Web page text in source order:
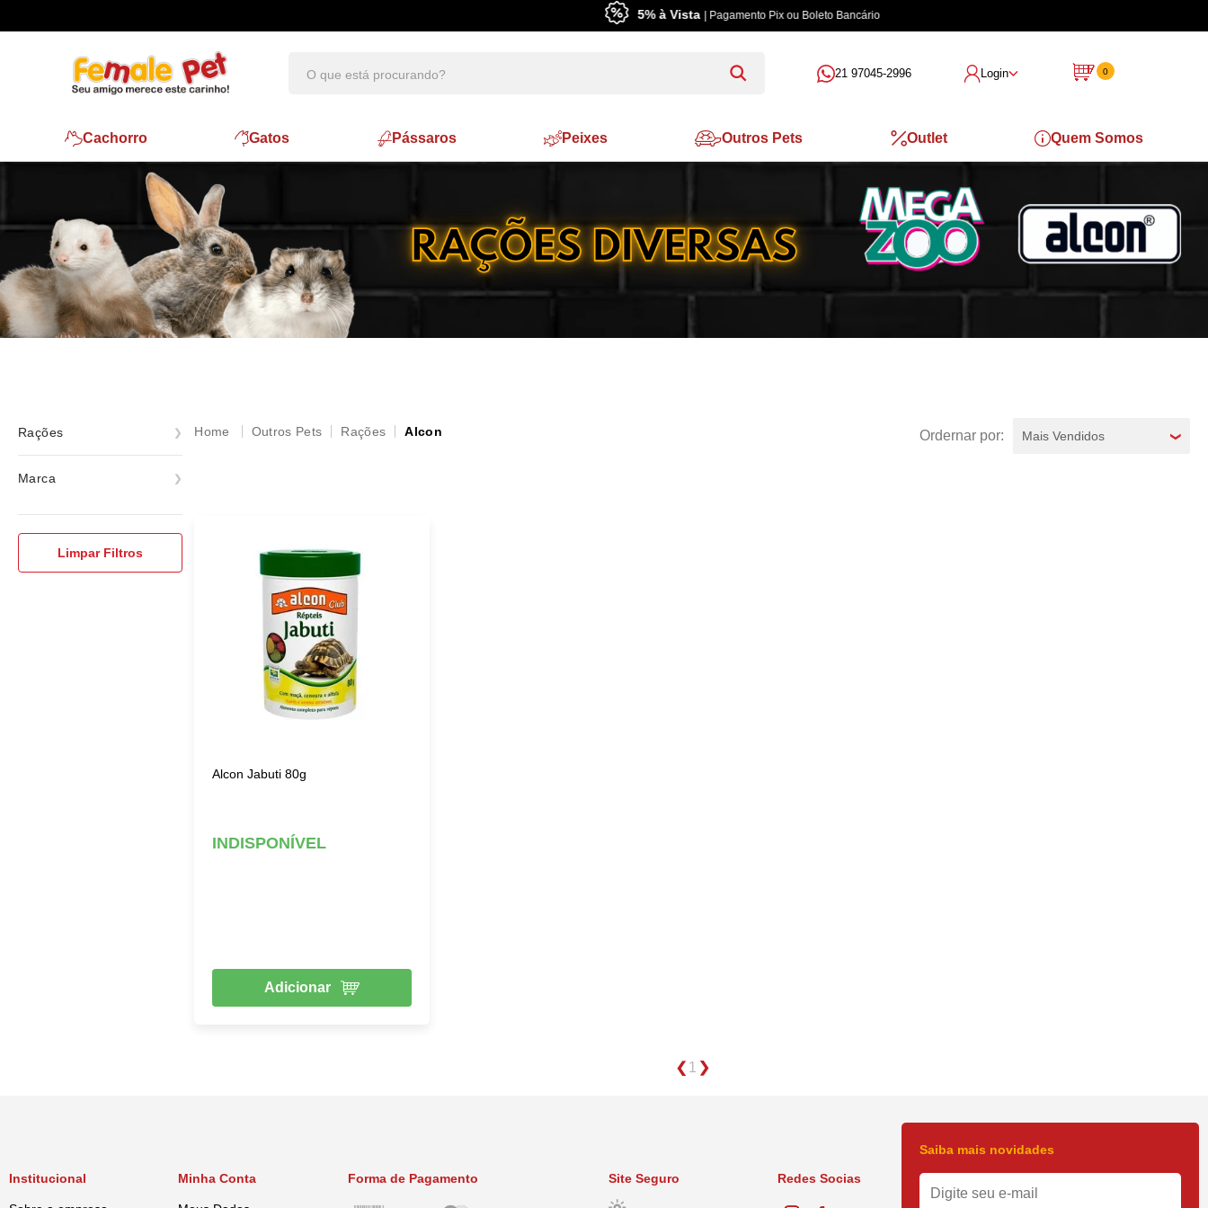
| Pagamento Pix ou Boleto Bancário
21 97045-2996 Login 0
Cachorro Gatos Pássaros Peixes Outros Pets Outlet Quem Somos
Rações
Marca
Limpar Filtros
Outros Pets Rações Alcon Mais Vendidos
Alcon Jabuti 80g
INDISPONÍVEL
Adicionar
1
Institucional Minha Conta Forma de Pagamento Site Seguro Redes Socias
Saiba mais novidades